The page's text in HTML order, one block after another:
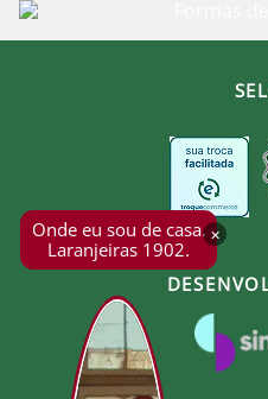
×
Onde eu sou de casa.
Laranjeiras 1902.